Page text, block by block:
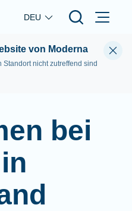
Skip to main content
DEU
von Moderna
Standort nicht zutreffend sind
bei